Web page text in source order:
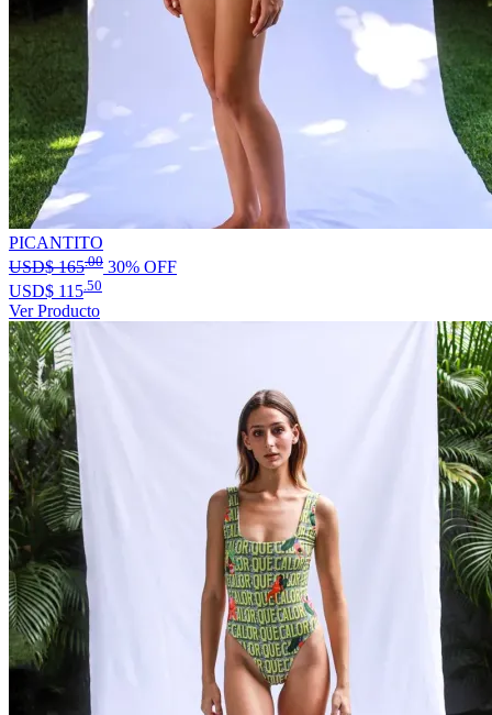
PICANTITO
USD$165.00 30% OFF
USD$ 115 .50
Ver Producto